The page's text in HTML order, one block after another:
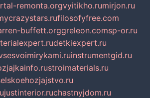
remonta.orgvyitikho.rumirjon.ru
filosofyfree.com
buffett.orggreleon.comsp-or.ru
detkiexpert.ru
instrumentgid.ru
stroimaterials.ru
justinterior.ruchastnyjdom.ru